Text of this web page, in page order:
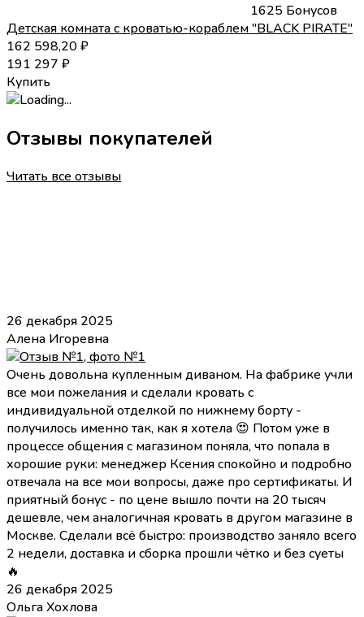
1625 Бонусов
Детская комната c кроватью-кораблем "BLACK PIRATE"
162 598,20₽
191 297 ₽
Купить
Отзывы покупателей
Читать все отзывы
26 декабря 2025
Алена Игоревна
Очень довольна купленным диваном. На фабрике учли
все мои пожелания и сделали кровать с
индивидуальной отделкой по нижнему борту -
получилось именно так, как я хотела 😍 Потом уже в
процессе общения с магазином поняла, что попала в
хорошие руки: менеджер Ксения спокойно и подробно
отвечала на все мои вопросы, даже про сертификаты. И
приятный бонус - по цене вышло почти на 20 тысяч
дешевле, чем аналогичная кровать в другом магазине в
Москве. Сделали всё быстро: производство заняло всего
2 недели, доставка и сборка прошли чётко и без суеты
🔥
26 декабря 2025
Ольга Хохлова